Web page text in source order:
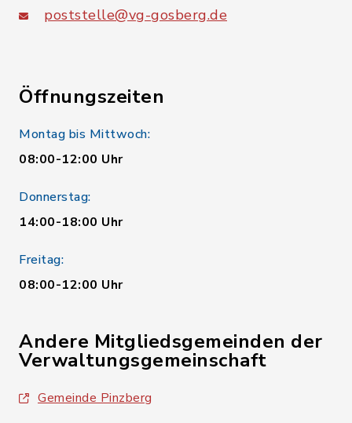
poststelle@vg-gosberg.de
Öffnungszeiten
Montag bis Mittwoch:
08:00-12:00 Uhr
Donnerstag:
14:00-18:00 Uhr
Freitag:
08:00-12:00 Uhr
Andere Mitgliedsgemeinden der
Verwaltungsgemeinschaft
Gemeinde Pinzberg